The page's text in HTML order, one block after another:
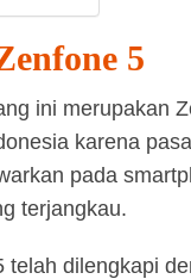
5
ini merupakan
karena
pada
terjangkau.
telah dilengkapi